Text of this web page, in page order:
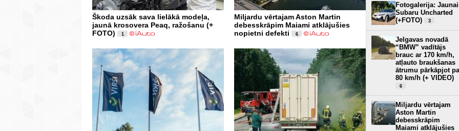
Škoda uzsāk sava lielākā modeļa,
jaunā krosovera Peaq, ražošanu (+
FOTO)
1
Miljardu vērtajam Aston Martin
debesskrāpim Maiami atklājušies
nopietni defekti
6
Fotogalerija:
Subaru Uncharted
(+FOTO)
3
Jelgavas novadā
“BMW” vadītājs
brauc ar 170 km/h,
atļauto braukšanas
ātrumu pārkāpjot
80 km/h (+ VIDEO)
6
Miljardu vērtajam
Aston Martin
debesskrāpim
Maiami atklājušies